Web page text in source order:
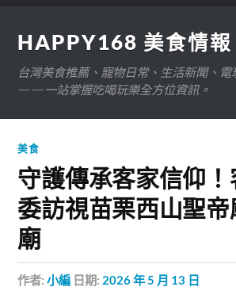
HAPPY168 美食情報
台灣美食推薦、寵物日常、生活新聞、電
——一站掌握吃喝玩樂全方位資訊。
美食
守護傳承客家信仰
委訪視苗栗西山聖
廟
作者:小編 日期: 2026 年 5 月 13 日